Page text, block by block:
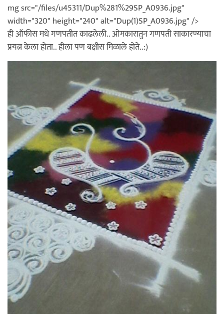
mg src="/files/u45311/Dup%281%29SP_A0936.jpg"
width="320" height="240" alt="Dup(1)SP_A0936.jpg" />
ही ऑफीस मधे गणपतीत काढलेली.. ओमकारातुन गणपती साकारण्याचा
प्रयत्न केला होता.. हीला पण बक्षीस मिळाले होते..:)